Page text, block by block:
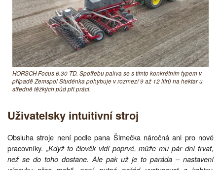
HORSCH Focus 6.30 TD. Spotřebu paliva se s tímto konkrétním typem v
případě Zemspol Studénka pohybuje v rozmezí 9 až 12 litrů na hektar u
středně těžkých půd při práci.
Uživatelsky intuitivní stroj
Obsluha stroje není podle pana Šimečka náročná ani pro nové
pracovníky. „Když to člověk vidí poprvé, může mu pár dní trvat,
než se do toho dostane. Ale pak už je to paráda – nastavení